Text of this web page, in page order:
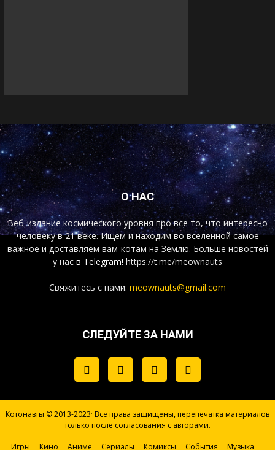
О НАС
Веб-издание космического уровня про все то, что интересно
человеку в 21 веке. Ищем и находим во вселенной самое
важное и доставляем вам-котам на Землю. Больше новостей
у нас в Telegram! https://t.me/meownauts
Свяжитесь с нами: meownauts@gmail.com
СЛЕДУЙТЕ ЗА НАМИ
Котонавты © 2013-2023· Все права защищены, перепечатка материалов
только после согласования с авторами.
Игры Кино Аниме Сериалы Комиксы События Музыка